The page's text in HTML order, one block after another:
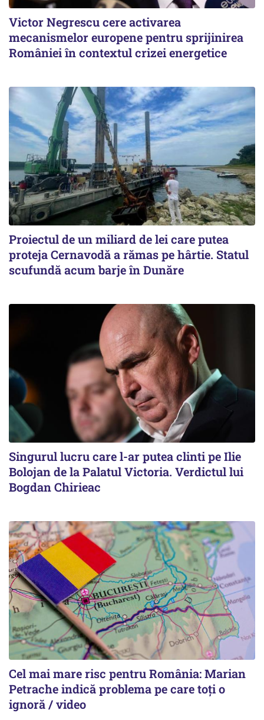
Victor Negrescu cere activarea
mecanismelor europene pentru sprijinirea
României în contextul crizei energetice
Proiectul de un miliard de lei care putea
proteja Cernavodă a rămas pe hârtie. Statul
scufundă acum barje în Dunăre
Singurul lucru care l-ar putea clinti pe Ilie
Bolojan de la Palatul Victoria. Verdictul lui
Bogdan Chirieac
Cel mai mare risc pentru România: Marian
Petrache indică problema pe care toți o
ignoră / video